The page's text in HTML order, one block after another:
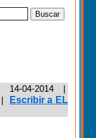
14-04-2014 |
|
Escribir a EL